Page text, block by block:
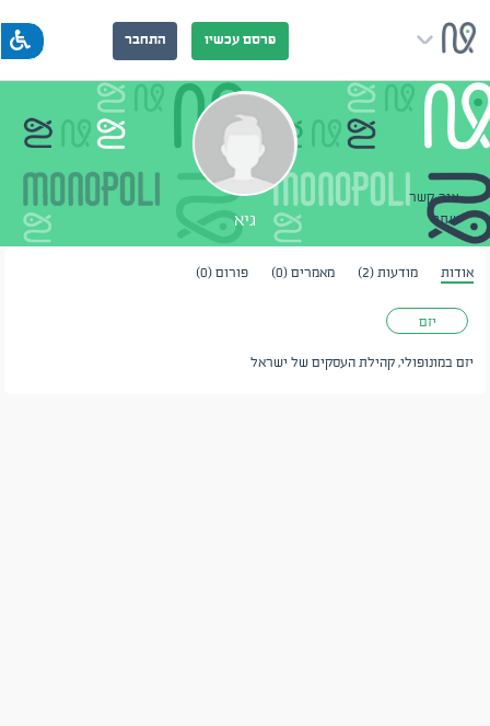
פרסם עכשיו התחבר
צור קשר
שתף
גיא
אודות מודעות (2) מאמרים (0) פורום (0)
יזם
יזם במונופולי, קהילת העסקים של ישראל